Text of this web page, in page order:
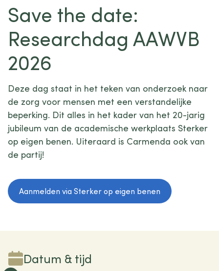
Save the date:
Researchdag AAWVB
2026
Deze dag staat in het teken van onderzoek naar
de zorg voor mensen met een verstandelijke
beperking. Dit alles in het kader van het 20-jarig
jubileum van de academische werkplaats Sterker
op eigen benen. Uiteraard is Carmenda ook van
de partij!
Aanmelden via Sterker op eigen benen
Datum & tijd